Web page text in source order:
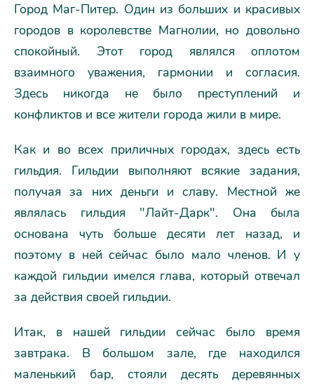
Город Маг-Питер. Один из больших и красивых
городов в королевстве Магнолии, но довольно
спокойный. Этот город являлся оплотом
взаимного уважения, гармонии и согласия.
Здесь никогда не было преступлений и
конфликтов и все жители города жили в мире.
Как и во всех приличных городах, здесь есть
гильдия. Гильдии выполняют всякие задания,
получая за них деньги и славу. Местной же
являлась гильдия "Лайт-Дарк". Она была
основана чуть больше десяти лет назад, и
поэтому в ней сейчас было мало членов. И у
каждой гильдии имелся глава, который отвечал
за действия своей гильдии.
Итак, в нашей гильдии сейчас было время
завтрака. В большом зале, где находился
маленький бар, стояли десять деревянных